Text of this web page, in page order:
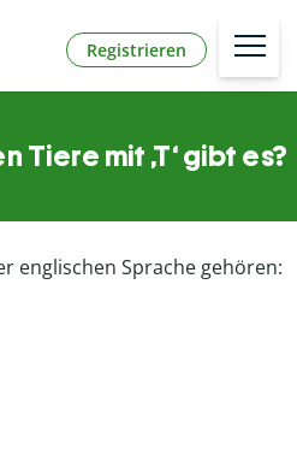
Registrieren
Tiere mit ‚T‘ gibt es?
englischen Sprache gehören: